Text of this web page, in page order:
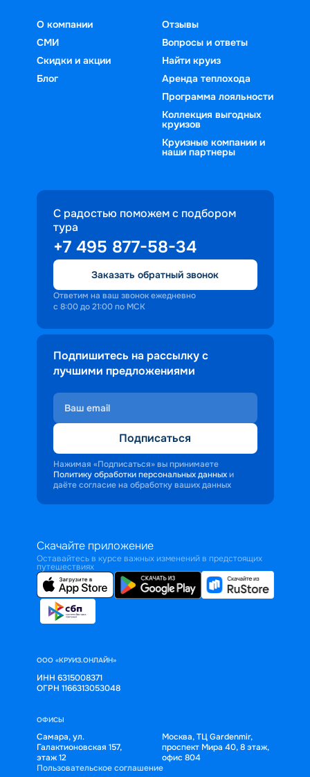
О компании
СМИ
Скидки и акции
Блог
Отзывы
Вопросы и ответы
Найти круиз
Аренда теплохода
Программа лояльности
Коллекция выгодных
круизов
Круизные компании и
наши партнеры
С радостью поможем с подбором
тура
+7 495 877-58-34
Заказать обратный звонок
Ответим на ваш звонок ежедневно
с 8:00 до 21:00 по МСК
Подпишитесь на рассылку с
лучшими предложениями
Подписаться
Нажимая «Подписаться» вы принимаете
Политику обработки персональных данных и
даёте согласие на обработку ваших данных
Скачайте приложение
Оставайтесь в курсе важных изменений в предстоящих
путешествиях
ООО «КРУИЗ.ОНЛАЙН»
ИНН 6315008371
ОГРН 1166313053048
ОФИСЫ
Самара, ул.
Галактионовская 157,
этаж 12
Москва, ТЦ Gardenmir,
проспект Мира 40, 8 этаж,
офис 804
Пользовательское соглашение